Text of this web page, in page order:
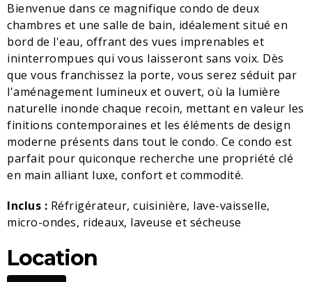
Bienvenue dans ce magnifique condo de deux
chambres et une salle de bain, idéalement situé en
bord de l'eau, offrant des vues imprenables et
ininterrompues qui vous laisseront sans voix. Dès
que vous franchissez la porte, vous serez séduit par
l'aménagement lumineux et ouvert, où la lumière
naturelle inonde chaque recoin, mettant en valeur les
finitions contemporaines et les éléments de design
moderne présents dans tout le condo. Ce condo est
parfait pour quiconque recherche une propriété clé
en main alliant luxe, confort et commodité.
Inclus : Réfrigérateur, cuisinière, lave-vaisselle,
micro-ondes, rideaux, laveuse et sécheuse
Location